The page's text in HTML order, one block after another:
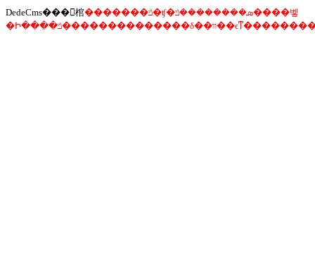
DedeCms���󾯸棺�������ݿ�ʧ�ܣ��������ݿ����벻